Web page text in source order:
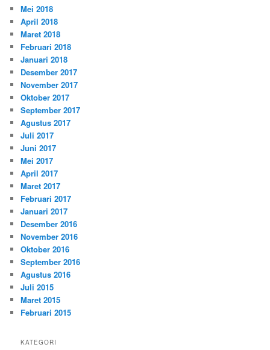
Mei 2018
April 2018
Maret 2018
Februari 2018
Januari 2018
Desember 2017
November 2017
Oktober 2017
September 2017
Agustus 2017
Juli 2017
Juni 2017
Mei 2017
April 2017
Maret 2017
Februari 2017
Januari 2017
Desember 2016
November 2016
Oktober 2016
September 2016
Agustus 2016
Juli 2015
Maret 2015
Februari 2015
KATEGORI